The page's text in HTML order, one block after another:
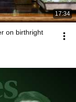
17:34
on birthright